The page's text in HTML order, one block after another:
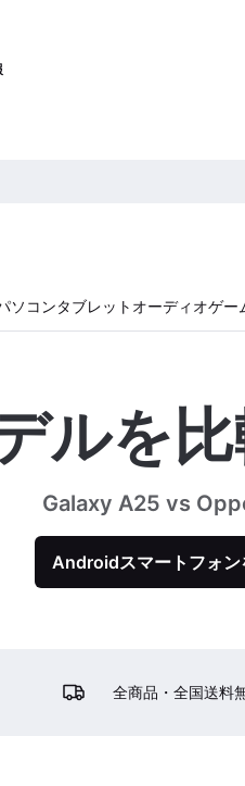
ソコンタブレット オーディオゲー
ルを
Galaxy A25 vs
Androidスマートフォン
全商品・全国送料